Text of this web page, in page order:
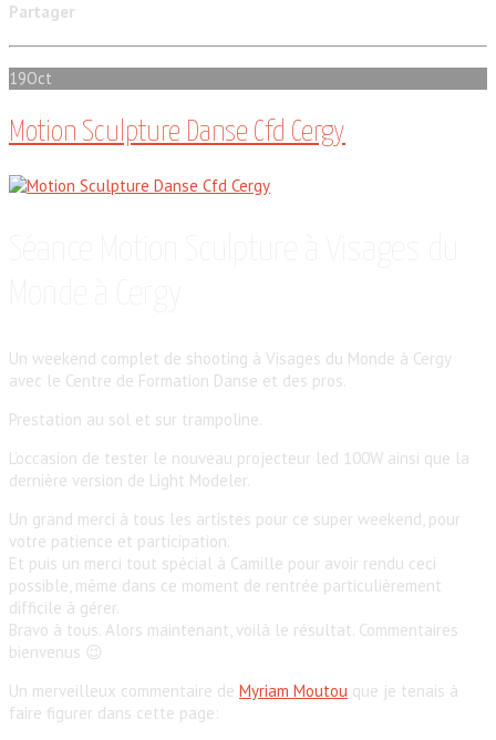
Partager
19Oct
Motion Sculpture Danse Cfd Cergy
Un weekend complet de shooting à Visages du Monde à Cergy
avec le Centre de Formation Danse et des pros.
Prestation au sol et sur trampoline.
L’occasion de tester le nouveau projecteur led 100W ainsi que la
dernière version de Light Modeler.
Un grand merci à tous les artistes pour ce super weekend, pour
votre patience et participation.
Et puis un merci tout spécial à Camille pour avoir rendu ceci
possible, même dans ce moment de rentrée particulièrement
difficile à gérer.
Bravo à tous. Alors maintenant, voilà le résultat. Commentaires
bienvenus 😉
Un merveilleux commentaire de Myriam Moutou que je tenais à
faire figurer dans cette page: